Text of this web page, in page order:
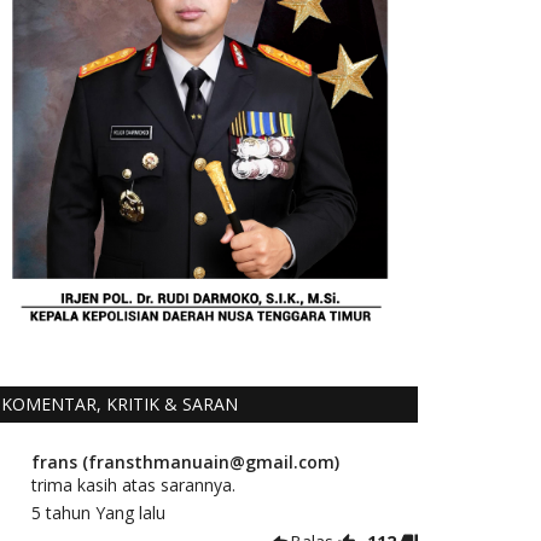
KOMENTAR, KRITIK & SARAN
frans (fransthmanuain@gmail.com)
trima kasih atas sarannya.
5 tahun Yang lalu